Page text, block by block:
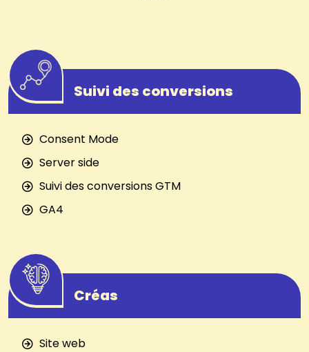
Suivi des conversions
Consent Mode
Server side
Suivi des conversions GTM
GA4
Créas
Site web